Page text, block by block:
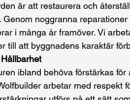
är att restaurera och
Genom noggranna
i många år framöver. Vi
till att byggnadens karaktär
ibland behöva förstärkas
arbetar med respekt